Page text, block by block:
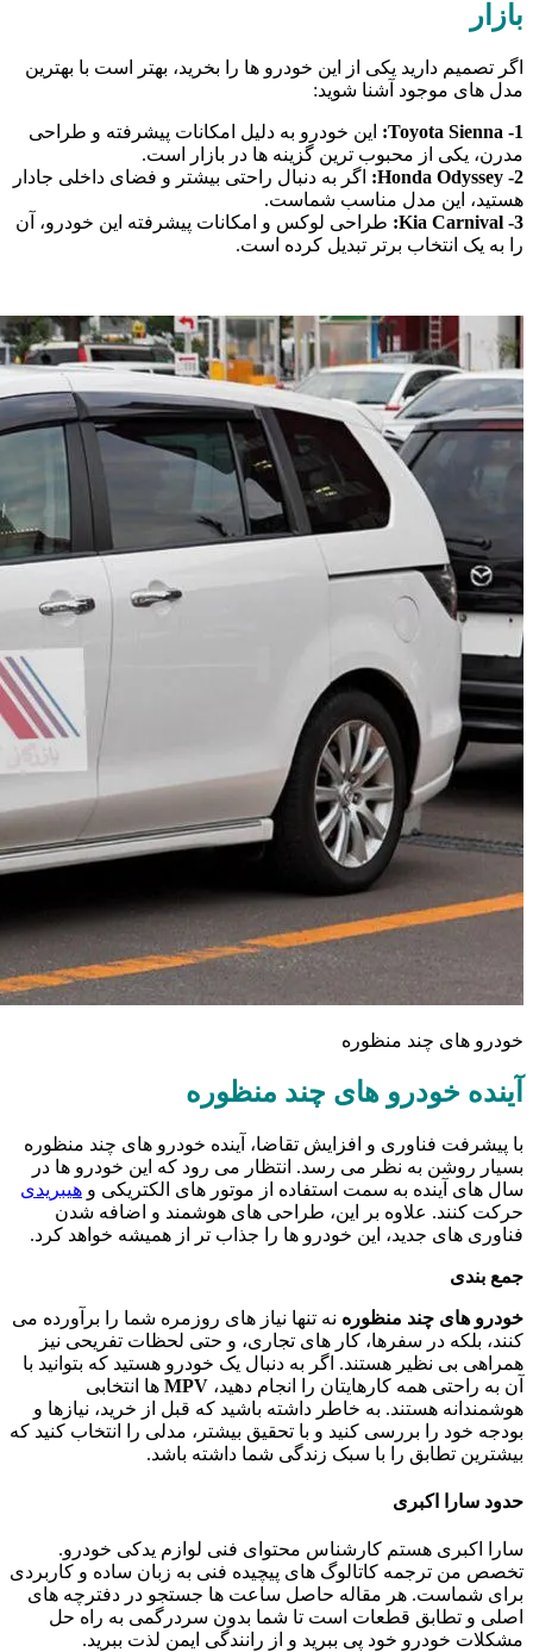
بازار
اگر تصمیم دارید یکی از این خودرو ها را بخرید، بهتر است با بهترین
مدل های موجود آشنا شوید:
1- Toyota Sienna:
این خودرو به دلیل امکانات پیشرفته و طراحی
مدرن، یکی از محبوب ترین گزینه ها در بازار است.
2- Honda Odyssey:
اگر به دنبال راحتی بیشتر و فضای داخلی جادار
هستید، این مدل مناسب شماست.
3- Kia Carnival:
طراحی لوکس و امکانات پیشرفته این خودرو، آن
را به یک انتخاب برتر تبدیل کرده است.
خودرو های چند منظوره
آینده خودرو های چند منظوره
با پیشرفت فناوری و افزایش تقاضا، آینده خودرو های چند منظوره
بسیار روشن به نظر می رسد. انتظار می رود که این خودرو ها در
سال های آینده به سمت استفاده از موتور های الکتریکی و هیبریدی
حرکت کنند. علاوه بر این، طراحی های هوشمند و اضافه شدن
فناوری های جدید، این خودرو ها را جذاب تر از همیشه خواهد کرد.
جمع بندی
خودرو های چند منظوره نه تنها نیاز های روزمره شما را برآورده می
کنند، بلکه در سفرها، کار های تجاری، و حتی لحظات تفریحی نیز
همراهی بی نظیر هستند. اگر به دنبال یک خودرو هستید که بتوانید با
آن به راحتی همه کارهایتان را انجام دهید، MPV ها انتخابی
هوشمندانه هستند. به خاطر داشته باشید که قبل از خرید، نیازها و
بودجه خود را بررسی کنید و با تحقیق بیشتر، مدلی را انتخاب کنید که
بیشترین تطابق را با سبک زندگی شما داشته باشد.
حدود سارا اکبری
سارا اکبری هستم کارشناس محتوای فنی لوازم یدکی خودرو.
تخصص من ترجمه کاتالوگ‌ های پیچیده فنی به زبان ساده و کاربردی
برای شماست. هر مقاله حاصل ساعت‌ ها جستجو در دفترچه‌ های
اصلی و تطابق قطعات است تا شما بدون سردرگمی به راه حل
مشکلات خودرو خود پی ببرید و از رانندگی ایمن لذت ببرید.